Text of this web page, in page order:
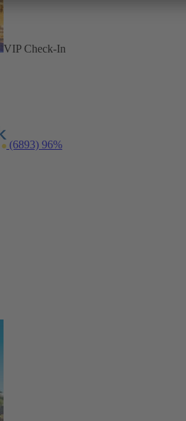
VIP Check-In
(6893) 96%